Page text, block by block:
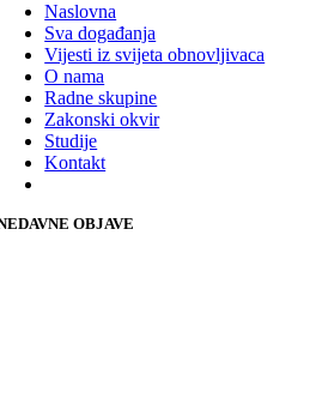
Naslovna
Sva događanja
Vijesti iz svijeta obnovljivaca
O nama
Radne skupine
Zakonski okvir
Studije
Kontakt
OBJAVE